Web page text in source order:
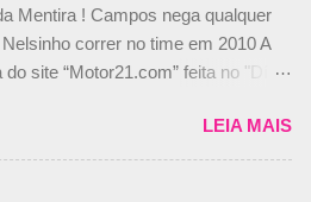
Mentira ! Campos nega qualquer
correr no time em 2010 A
do site “Motor21.com” feita no "Día
afirmando que Nelson Piquet havia
das ações da Campos, dando,
lugar no time a Nelsinho Piquet,
LEIA MAIS